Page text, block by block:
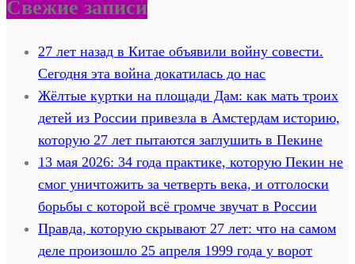
Свежие записи
27 лет назад в Китае объявили войну совести.
Сегодня эта война докатилась до нас
Жёлтые куртки на площади Дам: как мать троих
детей из России привезла в Амстердам историю,
которую 27 лет пытаются заглушить в Пекине
13 мая 2026: 34 года практике, которую Пекин не
смог уничтожить за четверть века, и отголоски
борьбы с которой всё громче звучат в России
Правда, которую скрывают 27 лет: что на самом
деле произошло 25 апреля 1999 года у ворот